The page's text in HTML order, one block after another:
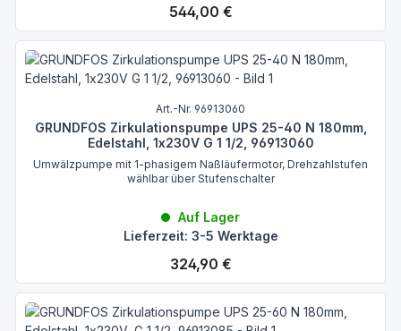
Regulärer Preis:
544,00 €
Art.-Nr. 96913060
GRUNDFOS Zirkulationspumpe UPS 25-40 N 180mm,
Edelstahl, 1x230V G 1 1/2, 96913060
Umwälzpumpe mit 1-phasigem Naßläufermotor, Drehzahlstufen
wählbar über Stufenschalter
Auf Lager
Lieferzeit: 3-5 Werktage
Regulärer Preis:
324,90 €